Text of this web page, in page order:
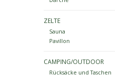
ZELTE
Sauna
Pavillon
CAMPING/OUTDOOR
Rücksäcke und Taschen